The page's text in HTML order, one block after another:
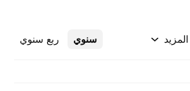
سنوي ربع سنوي المزيد